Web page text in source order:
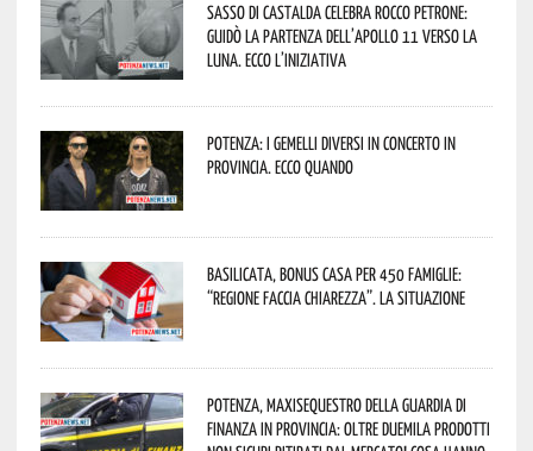
Sasso di Castalda celebra Rocco Petrone:
guidò la partenza dell’Apollo 11 verso la
Luna. Ecco l’iniziativa
Potenza: i Gemelli DiVersi in concerto in
provincia. Ecco quando
Basilicata, Bonus casa per 450 famiglie:
“Regione faccia chiarezza”. La situazione
Potenza, maxisequestro della Guardia di
Finanza in provincia: oltre duemila prodotti